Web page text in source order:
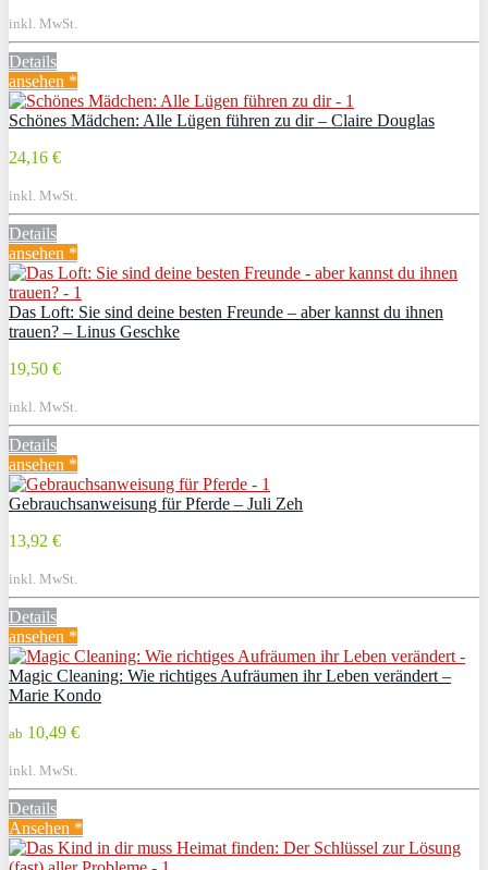
inkl. MwSt.
Details
ansehen *
Schönes Mädchen: Alle Lügen führen zu dir – Claire Douglas
24,16 €
inkl. MwSt.
Details
ansehen *
Das Loft: Sie sind deine besten Freunde – aber kannst du ihnen
trauen? – Linus Geschke
19,50 €
inkl. MwSt.
Details
ansehen *
Gebrauchsanweisung für Pferde – Juli Zeh
13,92 €
inkl. MwSt.
Details
ansehen *
Magic Cleaning: Wie richtiges Aufräumen ihr Leben verändert –
Marie Kondo
ab 10,49 €
inkl. MwSt.
Details
Ansehen *